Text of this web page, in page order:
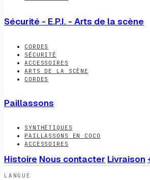
Sécurité - E.P.I. - Arts de la scène
CORDES
SÉCURITÉ
ACCESSOIRES
ARTS DE LA SCÈNE
CORDES
Paillassons
SYNTHÉTIQUES
PAILLASSONS EN COCO
ACCESSOIRES
Histoire Nous contacter Livraison
LANGUE